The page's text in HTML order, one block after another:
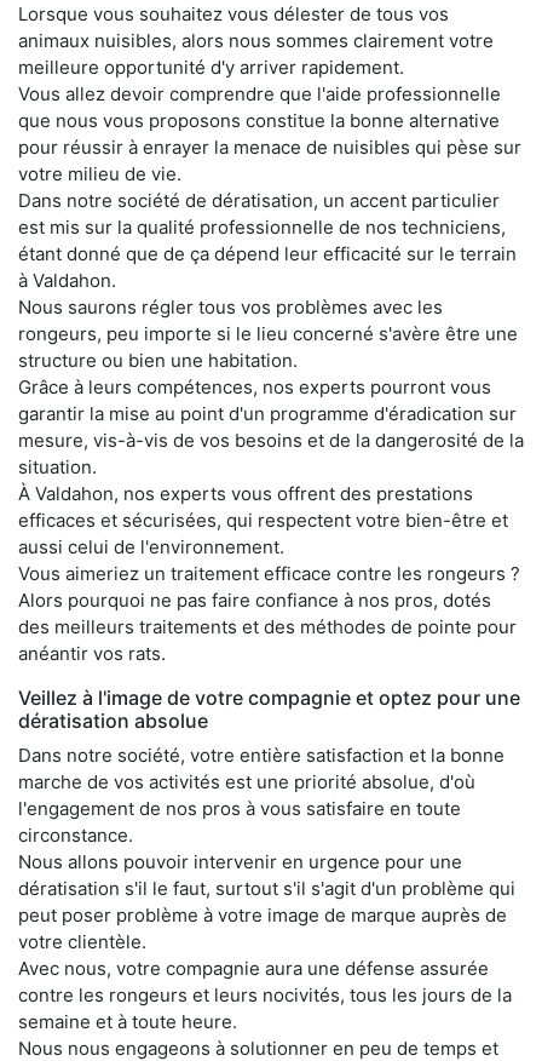
Lorsque vous souhaitez vous délester de tous vos
animaux nuisibles, alors nous sommes clairement votre
meilleure opportunité d'y arriver rapidement.
Vous allez devoir comprendre que l'aide professionnelle
que nous vous proposons constitue la bonne alternative
pour réussir à enrayer la menace de nuisibles qui pèse sur
votre milieu de vie.
Dans notre société de dératisation, un accent particulier
est mis sur la qualité professionnelle de nos techniciens,
étant donné que de ça dépend leur efficacité sur le terrain
à Valdahon.
Nous saurons régler tous vos problèmes avec les
rongeurs, peu importe si le lieu concerné s'avère être une
structure ou bien une habitation.
Grâce à leurs compétences, nos experts pourront vous
garantir la mise au point d'un programme d'éradication sur
mesure, vis-à-vis de vos besoins et de la dangerosité de la
situation.
À Valdahon, nos experts vous offrent des prestations
efficaces et sécurisées, qui respectent votre bien-être et
aussi celui de l'environnement.
Vous aimeriez un traitement efficace contre les rongeurs ?
Alors pourquoi ne pas faire confiance à nos pros, dotés
des meilleurs traitements et des méthodes de pointe pour
anéantir vos rats.
Veillez à l'image de votre compagnie et optez pour une
dératisation absolue
Dans notre société, votre entière satisfaction et la bonne
marche de vos activités est une priorité absolue, d'où
l'engagement de nos pros à vous satisfaire en toute
circonstance.
Nous allons pouvoir intervenir en urgence pour une
dératisation s'il le faut, surtout s'il s'agit d'un problème qui
peut poser problème à votre image de marque auprès de
votre clientèle.
Avec nous, votre compagnie aura une défense assurée
contre les rongeurs et leurs nocivités, tous les jours de la
semaine et à toute heure.
Nous nous engageons à solutionner en peu de temps et